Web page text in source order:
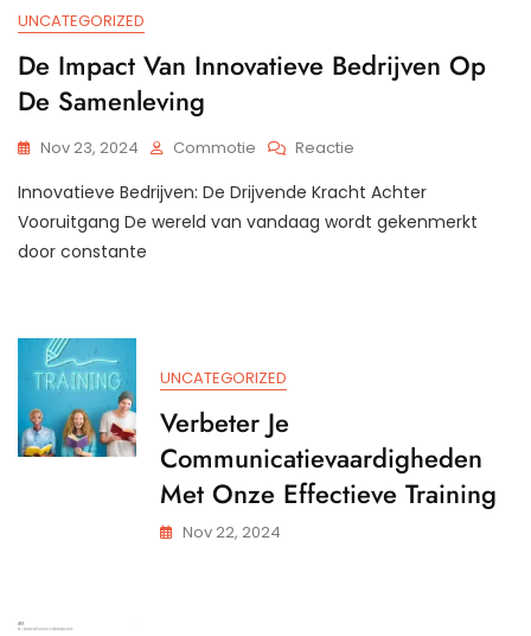
UNCATEGORIZED
De Impact Van Innovatieve Bedrijven Op
De Samenleving
Nov 23, 2024 Commotie Reactie
Impact
Van
Innovatieve Bedrijven: De Drijvende Kracht Achter
Vooruitgang De wereld van vandaag wordt gekenmerkt
door constante
UNCATEGORIZED
Verbeter Je
Communicatievaardigheden
Met Onze Effectieve Training
Nov 22, 2024